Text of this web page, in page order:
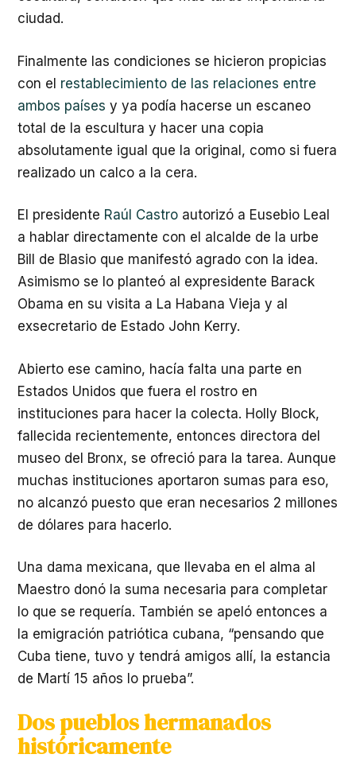
ciudad.
Finalmente las condiciones se hicieron propicias
con el restablecimiento de las relaciones entre
ambos países y ya podía hacerse un escaneo
total de la escultura y hacer una copia
absolutamente igual que la original, como si fuera
realizado un calco a la cera.
El presidente Raúl Castro autorizó a Eusebio Leal
a hablar directamente con el alcalde de la urbe
Bill de Blasio que manifestó agrado con la idea.
Asimismo se lo planteó al expresidente Barack
Obama en su visita a La Habana Vieja y al
exsecretario de Estado John Kerry.
Abierto ese camino, hacía falta una parte en
Estados Unidos que fuera el rostro en
instituciones para hacer la colecta. Holly Block,
fallecida recientemente, entonces directora del
museo del Bronx, se ofreció para la tarea. Aunque
muchas instituciones aportaron sumas para eso,
no alcanzó puesto que eran necesarios 2 millones
de dólares para hacerlo.
Una dama mexicana, que llevaba en el alma al
Maestro donó la suma necesaria para completar
lo que se requería. También se apeló entonces a
la emigración patriótica cubana, “pensando que
Cuba tiene, tuvo y tendrá amigos allí, la estancia
de Martí 15 años lo prueba”.
Dos pueblos hermanados
históricamente